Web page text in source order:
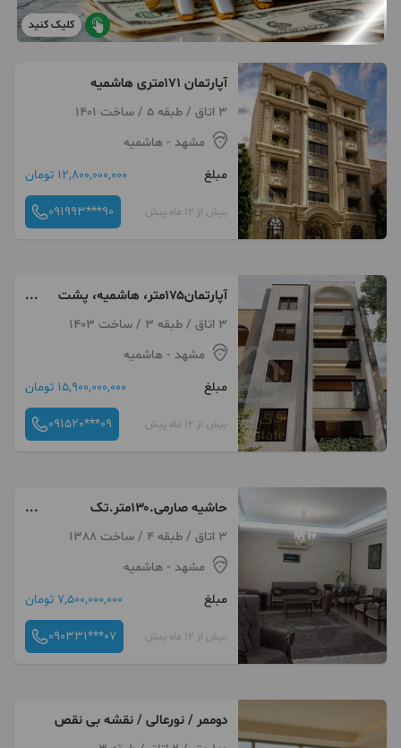
کلیک کنید
آپارتمان ۱۷۱متری هاشمیه
3 اتاق / طبقه 5 / ساخت 1401
مشهد - هاشمیه
مبلغ
12,800,000,000 تومان
بیش از 12 ماه پیش 091993***90
آپارتمان۱۷۵متر، هاشمیه، پشت
حاشیه صارمی
3 اتاق / طبقه 3 / ساخت 1403
مشهد - هاشمیه
مبلغ
15,900,000,000 تومان
بیش از 12 ماه پیش 091520***09
حاشیه صارمی.۱۳۰متر.تک
واحدی.دوکله
3 اتاق / طبقه 4 / ساخت 1388
مشهد - هاشمیه
مبلغ
7,500,000,000 تومان
بیش از 12 ماه پیش 090331***07
دوممر / نورعالی / نقشه بی نقص